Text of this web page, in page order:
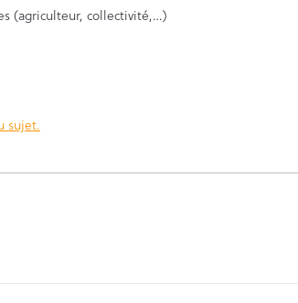
(agriculteur, collectivité,…)
sujet.